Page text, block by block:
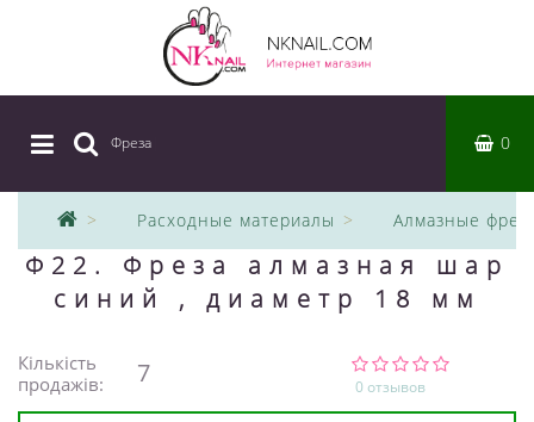
Фреза 0
Расходные материалы Алмазные
Ф22. Фреза алмазная шар
синий , диаметр 18 мм
Кількість
продажів:
7 0 отзывов